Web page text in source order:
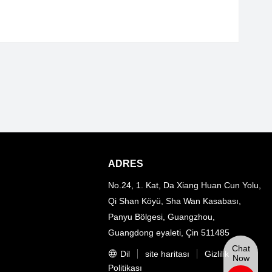
ADRES
No.24, 1. Kat, Da Xiang Huan Cun Yolu,
Qi Shan Köyü, Sha Wan Kasabası,
Panyu Bölgesi, Guangzhou,
Guangdong eyaleti, Çin 511485
Dil site haritası
Gizlilik
Politikası
Chat
Now